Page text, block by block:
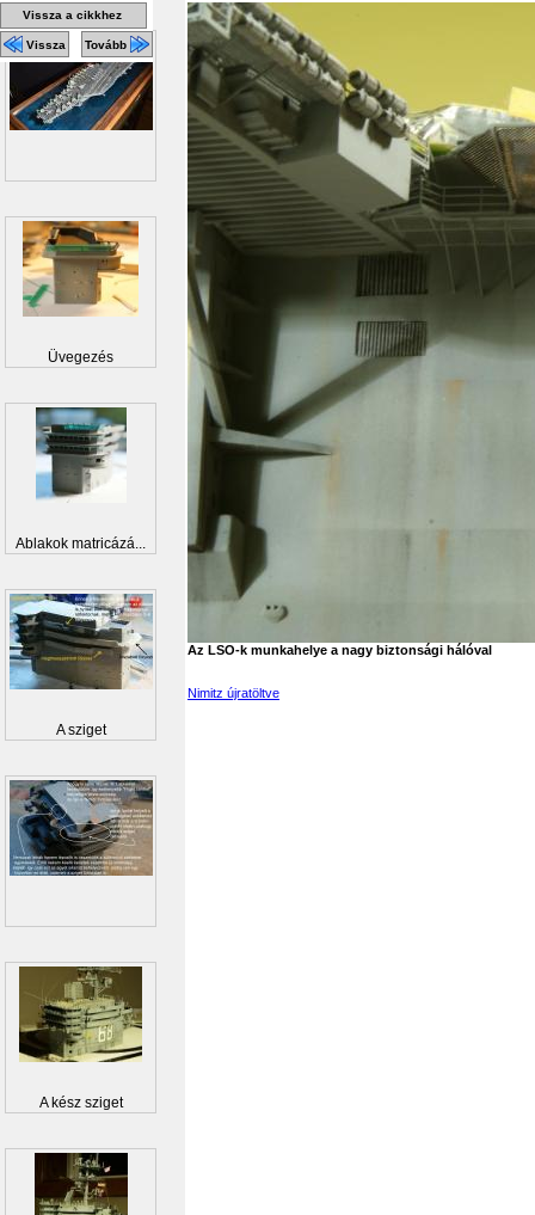
Az LSO-k munkahelye a nagy biztonsági hálóval
Nimitz újratöltve
Vissza a cikkhez
Vissza Tovább
Üvegezés
Ablakok matricázá...
A sziget
A kész sziget